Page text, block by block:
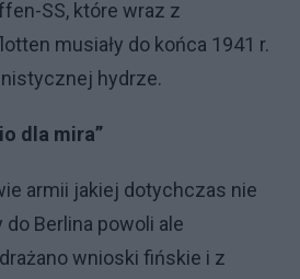
SS, które wraz z
musiały do końca 1941 r.
hydrze.
dla mira”
armii jakiej dotychczas nie
do Berlina powoli ale
wnioski fińskie i z